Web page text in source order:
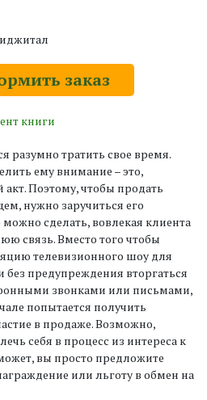
заказ
книги
разумно тратить свое время.
ему внимание – это,
акт. Поэтому, чтобы продать
нужно заручиться его
можно сделать, вовлекая клиента
связь. Вместо того чтобы
телевизионного шоу для
без предупреждения вторгаться
звонками или письмами,
попытается получить
в продаже. Возможно,
себя в процесс из интереса к
вы просто предложите
или льготу в обмен на